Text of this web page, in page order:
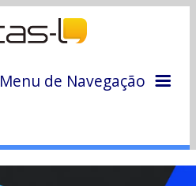
Menu de Navegação